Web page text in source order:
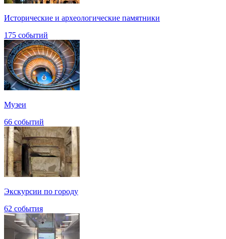
Исторические и археологические памятники
175 событий
Музеи
66 событий
Экскурсии по городу
62 события